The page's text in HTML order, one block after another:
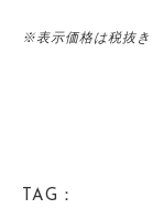
※表示価格は税抜き
TAG：